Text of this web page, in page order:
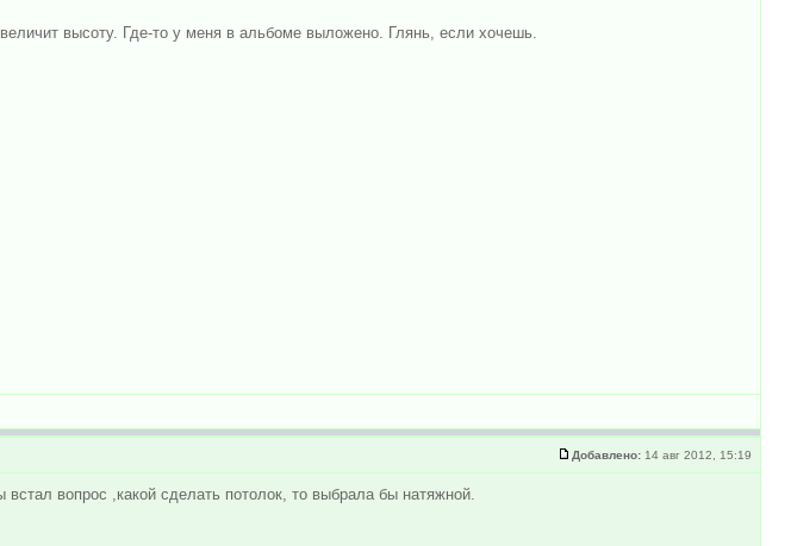
высоту. Где-то у меня в альбоме выложено. Глянь, если хочешь.
Добавлено: 14 авг 2012, 15:19
вопрос ,какой сделать потолок, то выбрала бы натяжной.